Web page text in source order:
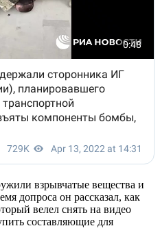
взрывчатые вещества и
допроса он рассказал, как
велел снять на видео
составляющие для